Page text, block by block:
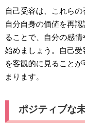
自己受容は、これらの
自分自身の価値を再
ることで、自分の感
始めましょう。自己
を客観的に見ること
まります。
ポジティブな